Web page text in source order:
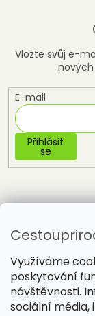
Využíváme
poskytování
návštěvnosti.
sociální média,
Vložte svůj e-
E-mail
Přihlásit
se